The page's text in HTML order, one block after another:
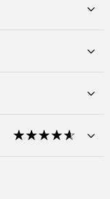
☆☆☆☆☆
★★★★★